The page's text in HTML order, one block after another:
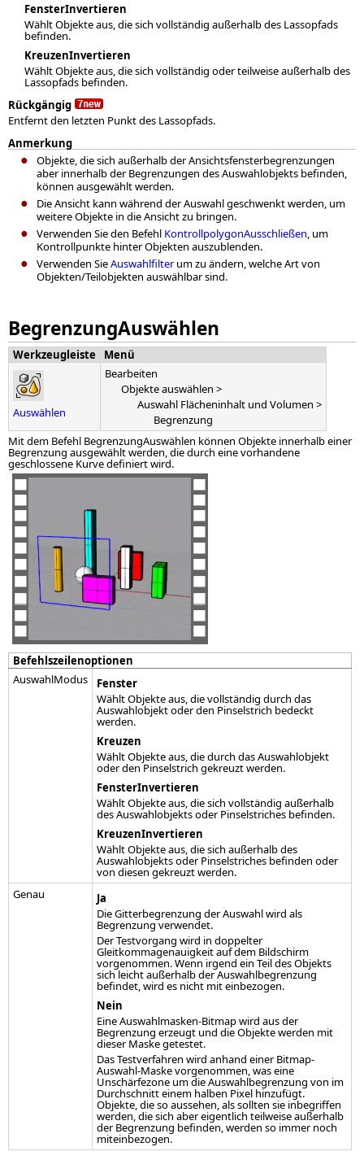
FensterInvertieren
Wählt Objekte aus, die sich vollständig außerhalb des Lassopfads
befinden.
KreuzenInvertieren
Wählt Objekte aus, die sich vollständig oder teilweise außerhalb des
Lassopfads befinden.
Rückgängig
Entfernt den letzten Punkt des Lassopfads.
Anmerkung
Objekte, die sich außerhalb der Ansichtsfensterbegrenzungen
aber innerhalb der Begrenzungen des Auswahlobjekts befinden,
können ausgewählt werden.
Die Ansicht kann während der Auswahl geschwenkt werden, um
weitere Objekte in die Ansicht zu bringen.
Verwenden Sie den Befehl KontrollpolygonAusschließen , um
Kontrollpunkte hinter Objekten auszublenden.
Verwenden SieAuswahlfilterum zu ändern, welche Art von
Objekten/Teilobjekten auswählbar sind.
BegrenzungAuswählen
Werkzeugleiste Menü
Auswählen
Bearbeiten
Objekte auswählen >
Auswahl Flächeninhalt und Volumen >
Begrenzung
Mit dem Befehl BegrenzungAuswählen können Objekte innerhalb einer
Begrenzung ausgewählt werden, die durch eine vorhandene
geschlossene Kurve definiert wird.
Befehlszeilenoptionen
AuswahlModus
Fenster
Wählt Objekte aus, die vollständig durch das
Auswahlobjekt oder den Pinselstrich bedeckt
werden.
Kreuzen
Wählt Objekte aus, die durch das Auswahlobjekt
oder den Pinselstrich gekreuzt werden.
FensterInvertieren
Wählt Objekte aus, die sich vollständig außerhalb
des Auswahlobjekts oder Pinselstriches befinden.
KreuzenInvertieren
Wählt Objekte aus, die sich außerhalb des
Auswahlobjekts oder Pinselstriches befinden oder
von diesen gekreuzt werden.
Genau
Ja
Die Gitterbegrenzung der Auswahl wird als
Begrenzung verwendet.
Der Testvorgang wird in doppelter
Gleitkommagenauigkeit auf dem Bildschirm
vorgenommen. Wenn irgend ein Teil des Objekts
sich leicht außerhalb der Auswahlbegrenzung
befindet, wird es nicht mit einbezogen.
Nein
Eine Auswahlmasken-Bitmap wird aus der
Begrenzung erzeugt und die Objekte werden mit
dieser Maske getestet.
Das Testverfahren wird anhand einer Bitmap-
Auswahl-Maske vorgenommen, was eine
Unschärfezone um die Auswahlbegrenzung von im
Durchschnitt einem halben Pixel hinzufügt.
Objekte, die so aussehen, als sollten sie inbegriffen
werden, die sich aber eigentlich teilweise außerhalb
der Begrenzung befinden, werden so immer noch
miteinbezogen.